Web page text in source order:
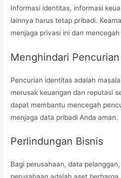
Informasi identitas, informasi
lainnya harus tetap pribadi.
menjaga privasi ini dan
Menghindari
Pencurian identitas adalah
merusak keuangan dan reputasi
dapat membantu mencegah
menjaga data pribadi Anda aman.
Perlindungan Bisnis
Bagi perusahaan, data